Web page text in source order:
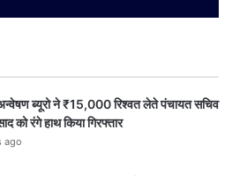
अन्वेषण ब्यूरो ने ₹15,000 रिश्वत लेते पंचायत सचिव
को रंगे हाथ किया गिरफ्तार
ago